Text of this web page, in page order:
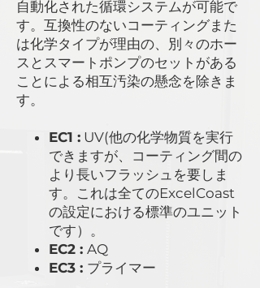
自動化された循環システムが可能で
す。互換性のないコーティングまた
は化学タイプが理由の、別々のホー
スとスマートポンプのセットがある
ことによる相互汚染の懸念を除きま
す。
EC1 : UV(他の化学物質を実行
できますが、コーティング間の
より長いフラッシュを要しま
す。これは全てのExcelCoast
の設定における標準のユニット
です）。
EC2 : AQ
EC3 : プライマー